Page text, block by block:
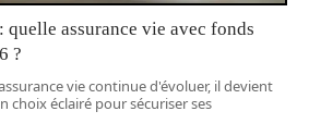
quelle assurance vie avec fonds
?
vie continue d'évoluer, il devient
choix éclairé pour sécuriser ses